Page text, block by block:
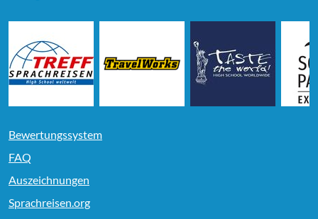
Bewertungssystem
FAQ
Auszeichnungen
Sprachreisen.org